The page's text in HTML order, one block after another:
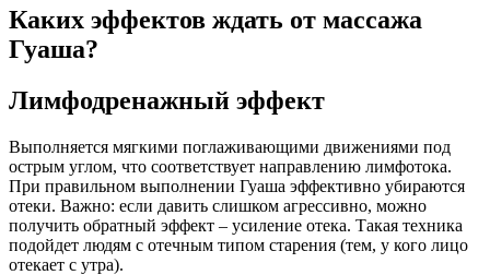
Каких эффектов ждать от массажа
Гуаша?
Лимфодренажный эффект
Выполняется мягкими поглаживающими движениями под
острым углом, что соответствует направлению лимфотока.
При правильном выполнении Гуаша эффективно убираются
отеки. Важно: если давить слишком агрессивно, можно
получить обратный эффект – усиление отека. Такая техника
подойдет людям с отечным типом старения (тем, у кого лицо
отекает с утра).